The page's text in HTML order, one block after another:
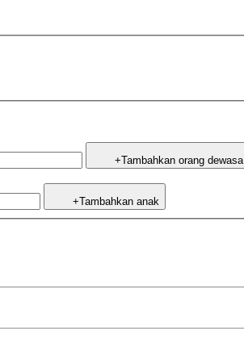
+Tambahkan orang dewasa
+Tambahkan anak